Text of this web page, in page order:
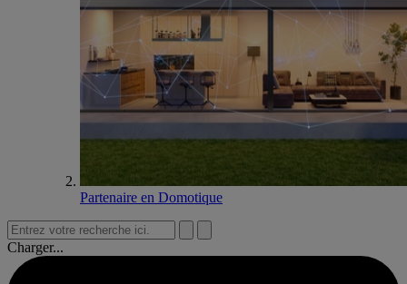
Partenaire en Domotique
Charger...